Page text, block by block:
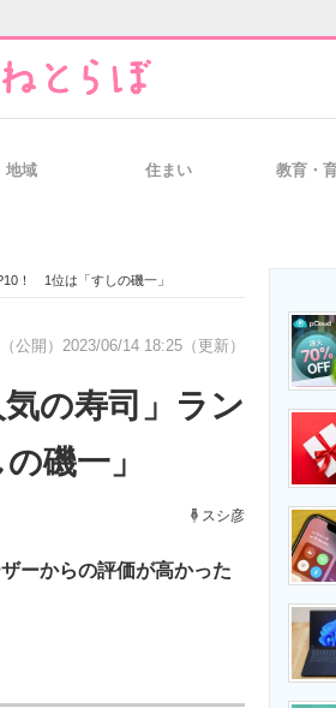
経営リーダーのコミュ
製造業のIT導入・活用を
エネルギーの専門メデ
地域 住まい 教育・
！ 1位は「すしの磯一」
公開） 2023/06/14 18:25（更新）
の寿司」ラン
磯一」
スシ彦
ーからの評価が高かった